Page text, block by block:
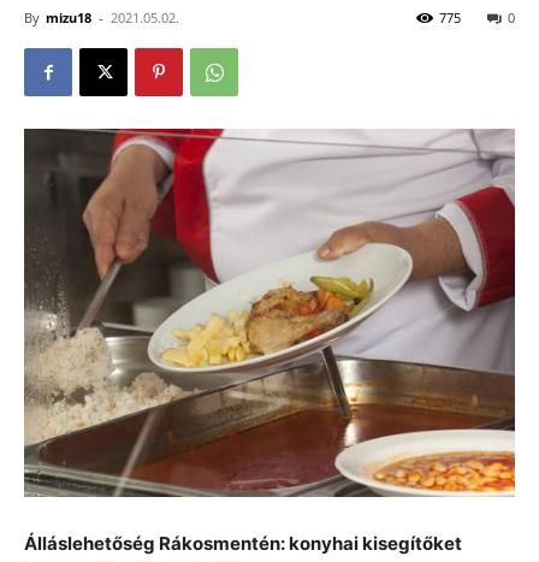
By mizu18 - 2021.05.02. 0
775
Álláslehetőség Rákosmentén: konyhai kisegítőket